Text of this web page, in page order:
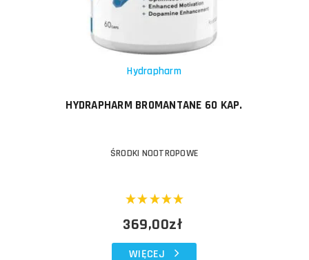
Hydrapharm
HYDRAPHARM BROMANTANE 60 KAP.
ŚRODKI NOOTROPOWE
369,00zł
WIĘCEJ